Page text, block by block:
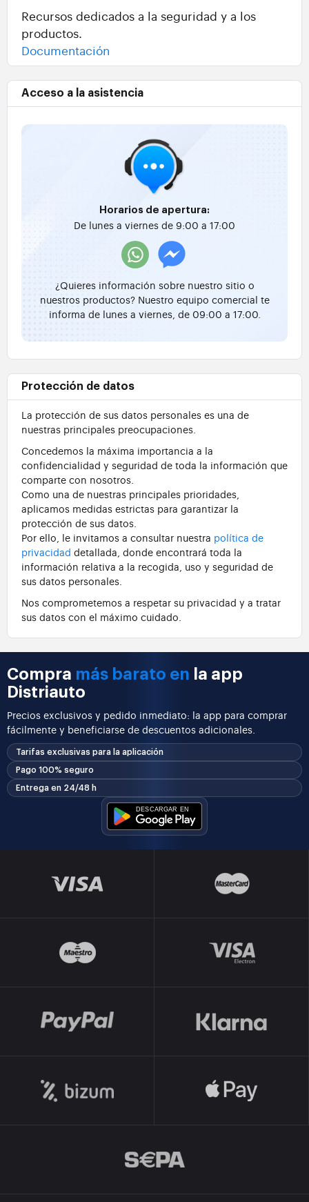
Recursos dedicados a la seguridad y a los
productos.
Documentación
Acceso a la asistencia
Horarios de apertura:
De lunes a viernes de 9:00 a 17:00
¿Quieres información sobre nuestro sitio o
nuestros productos? Nuestro equipo comercial te
informa de lunes a viernes, de 09:00 a 17:00.
Protección de datos
La protección de sus datos personales es una de
nuestras principales preocupaciones.
Concedemos la máxima importancia a la
confidencialidad y seguridad de toda la información que
comparte con nosotros.
Como una de nuestras principales prioridades,
aplicamos medidas estrictas para garantizar la
protección de sus datos.
Por ello, le invitamos a consultar nuestra política de
privacidad detallada, donde encontrará toda la
información relativa a la recogida, uso y seguridad de
sus datos personales.
Nos comprometemos a respetar su privacidad y a tratar
sus datos con el máximo cuidado.
Compra más barato en la app
Distriauto
Precios exclusivos y pedido inmediato: la app para comprar
fácilmente y beneficiarse de descuentos adicionales.
Tarifas exclusivas para la aplicación
Pago 100% seguro
Entrega en 24/48 h